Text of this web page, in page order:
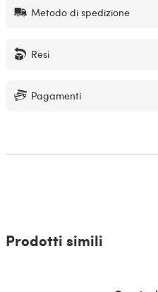
Metodo di spedizione
Resi
Pagamenti
Prodotti simili